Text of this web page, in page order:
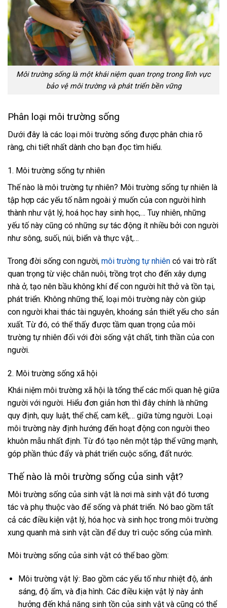
Môi trường sống là một khái niệm quan trọng trong lĩnh vực
bảo vệ môi trường và phát triển bền vững
Phân loại môi trường sống
Dưới đây là các loại môi trường sống được phân chia rõ
ràng, chi tiết nhất dành cho bạn đọc tìm hiểu.
1. Môi trường sống tự nhiên
Thế nào là môi trường tự nhiên? Môi trường sống tự nhiên là
tập hợp các yếu tố nằm ngoài ý muốn của con người hình
thành như vật lý, hoá học hay sinh học,… Tuy nhiên, những
yếu tố này cũng có những sự tác động ít nhiều bởi con người
như sông, suối, núi, biển và thực vật,…
Trong đời sống con người, môi trường tự nhiên có vai trò rất
quan trọng từ việc chăn nuôi, trồng trọt cho đến xây dựng
nhà ở, tạo nên bầu không khí để con người hít thở và tồn tại,
phát triển. Không những thế, loại môi trường này còn giúp
con người khai thác tài nguyên, khoáng sản thiết yếu cho sản
xuất. Từ đó, có thể thấy được tầm quan trọng của môi
trường tự nhiên đối với đời sống vật chất, tinh thần của con
người.
2. Môi trường sống xã hội
Khái niệm môi trường xã hội là tổng thể các mối quan hệ giữa
người với người. Hiểu đơn giản hơn thì đây chính là những
quy định, quy luật, thể chế, cam kết,… giữa từng người. Loại
môi trường này định hướng đến hoạt động con người theo
khuôn mẫu nhất định. Từ đó tạo nên một tập thể vững mạnh,
góp phần thúc đẩy và phát triển cuộc sống, đất nước.
Thế nào là môi trường sống của sinh vật?
Môi trường sống của sinh vật là nơi mà sinh vật đó tương
tác và phụ thuộc vào để sống và phát triển. Nó bao gồm tất
cả các điều kiện vật lý, hóa học và sinh học trong môi trường
xung quanh mà sinh vật cần để duy trì cuộc sống của mình.
Môi trường sống của sinh vật có thể bao gồm:
Môi trường vật lý: Bao gồm các yếu tố như nhiệt độ, ánh
sáng, độ ẩm, và địa hình. Các điều kiện vật lý này ảnh
hưởng đến khả năng sinh tồn của sinh vật và cũng có thể